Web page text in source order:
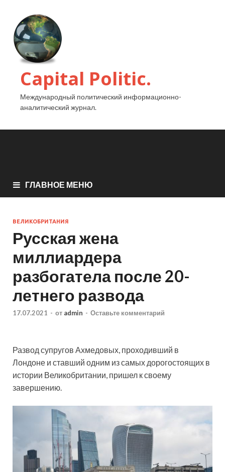
Capital Politic.
Международный политический информационно-
аналитический журнал.
ГЛАВНОЕ МЕНЮ
ВЕЛИКОБРИТАНИЯ
Русская жена
миллиардера
разбогатела после 20-
летнего развода
17.07.2021 - от admin - Оставьте комментарий
Развод супругов Ахмедовых, проходивший в
Лондоне и ставший одним из самых дорогостоящих в
истории Великобритании, пришел к своему
завершению.